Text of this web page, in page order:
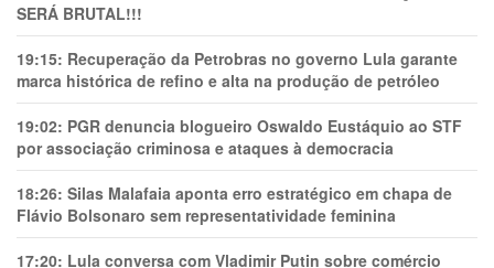
SERÁ BRUTAL!!!
19:15: Recuperação da Petrobras no governo Lula garante
marca histórica de refino e alta na produção de petróleo
19:02: PGR denuncia blogueiro Oswaldo Eustáquio ao STF
por associação criminosa e ataques à democracia
18:26: Silas Malafaia aponta erro estratégico em chapa de
Flávio Bolsonaro sem representatividade feminina
17:20: Lula conversa com Vladimir Putin sobre comércio